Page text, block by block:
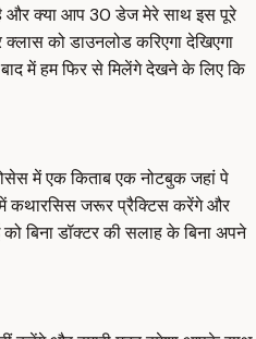
और क्या आप 30 डेज मेरे साथ इस पूरे
को डाउनलोड करिएगा देखिएगा
में हम फिर से मिलेंगे देखने के लिए कि
में एक किताब एक नोटबुक जहां पे
कथारसिस जरूर प्रैक्टिस करेंगे और
बिना डॉक्टर की सलाह के बिना अपने